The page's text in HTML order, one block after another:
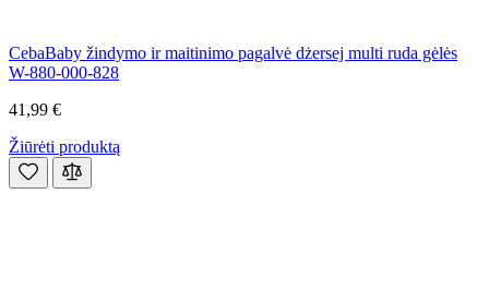
CebaBaby žindymo ir maitinimo pagalvė dżersej multi ruda gėlės
W-880-000-828
41,99 €
Žiūrėti produktą